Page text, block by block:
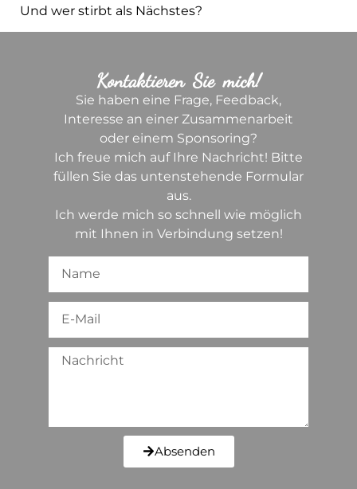
Und wer stirbt als Nächstes?
Kontaktieren Sie mich!
Sie haben eine Frage, Feedback,
Interesse an einer Zusammenarbeit
oder einem Sponsoring?
Ich freue mich auf Ihre Nachricht! Bitte
füllen Sie das untenstehende Formular
aus.
Ich werde mich so schnell wie möglich
mit Ihnen in Verbindung setzen!
Absenden